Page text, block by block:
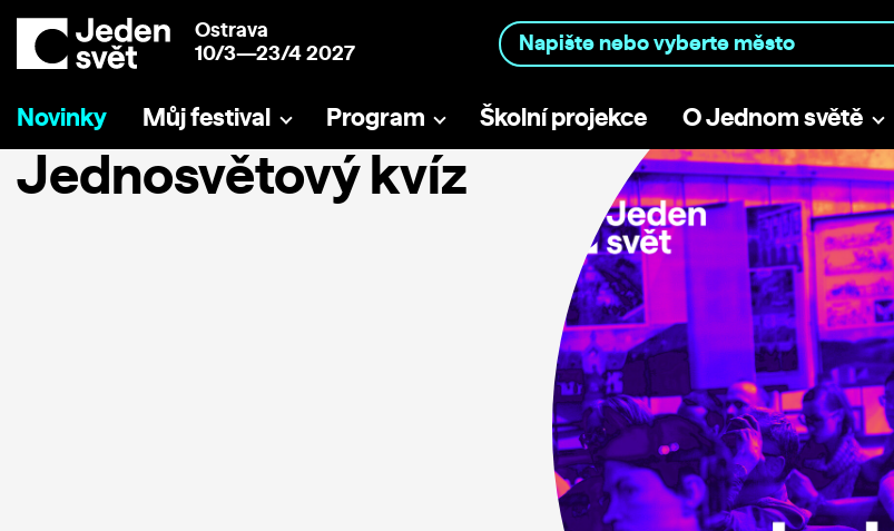
Ostrava
10/3—23/4 2027
Novinky Můj festival Program Školní projekce O Jednom světě
Jednosvětový kvíz